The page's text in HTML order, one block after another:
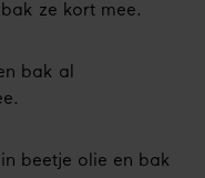
ze kort mee.
bak al
beetje olie en bak